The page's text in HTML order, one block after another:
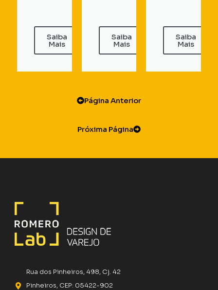
Saiba
Mais
Saiba
Mais
Saiba
Mais
Página Anterior
Próxima Página
Rua dos Pinheiros, 498, Cj. 42
Pinheiros, CEP: 05422-902